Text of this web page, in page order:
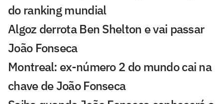
do ranking mundial
Algoz derrota Ben Shelton e vai passar
João Fonseca
Montreal: ex-número 2 do mundo cai na
chave de João Fonseca